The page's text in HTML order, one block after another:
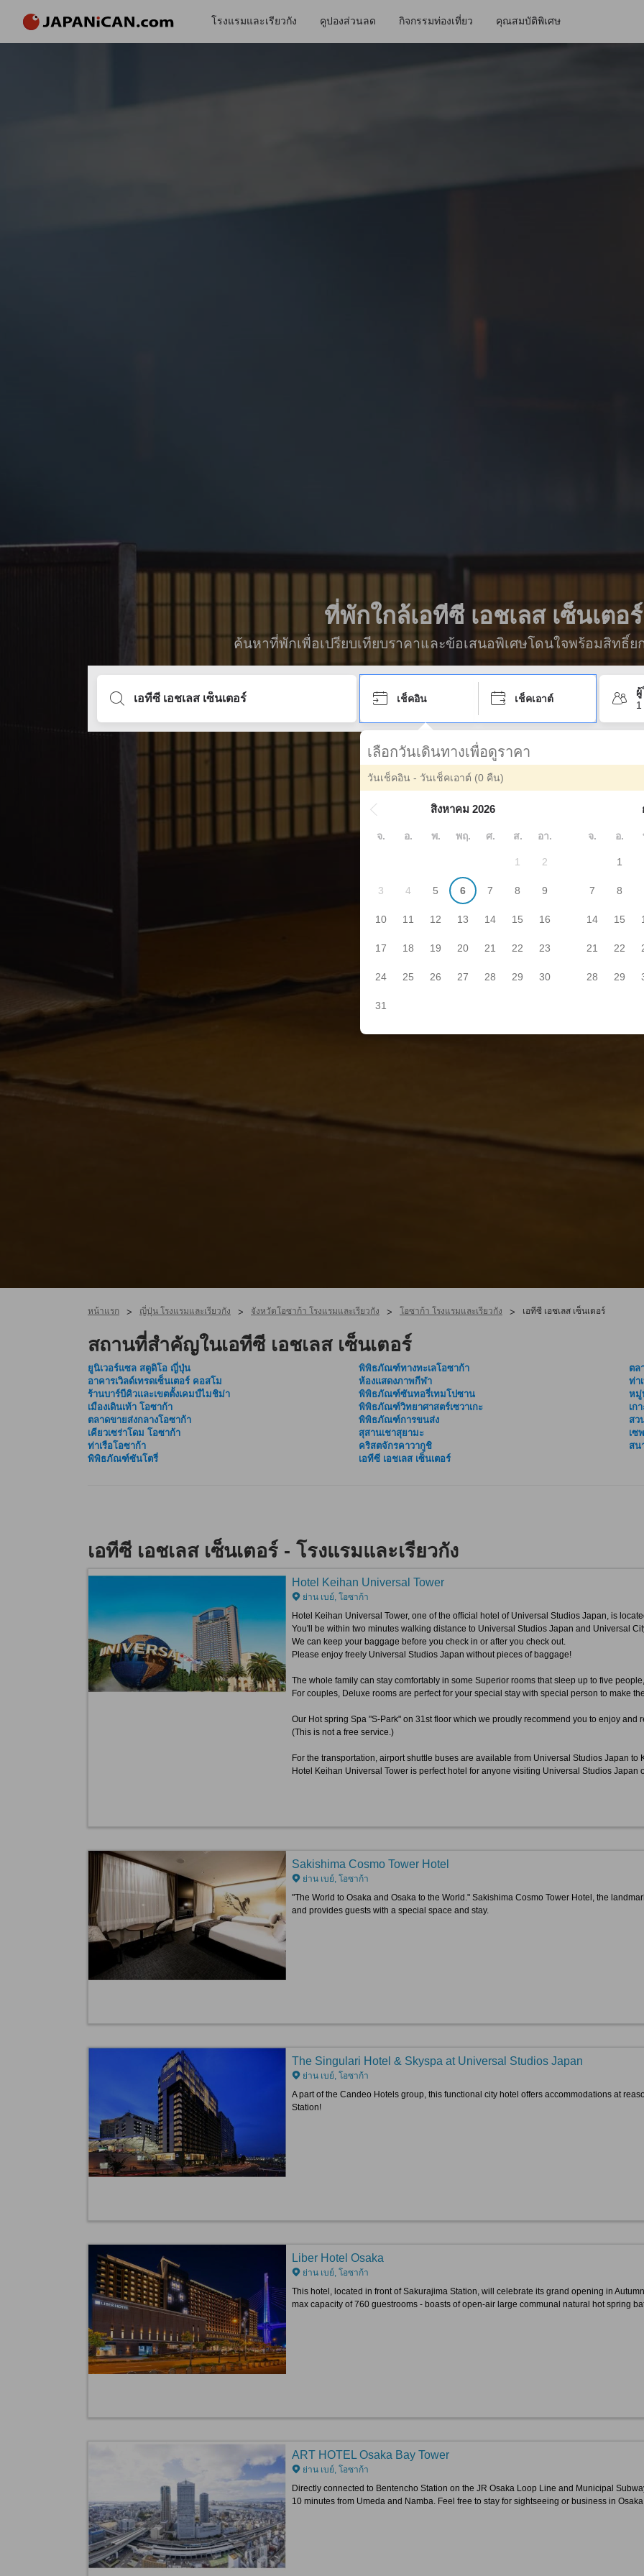
โรงแรมและเรียวกัง คูปองส่วนลด กิจกรรมท่องเที่ยว คุณสมบัติพิเศษ
ที่พักใกล้เอทีซี เอชเลส เซ็นเตอร์
ค้นหาที่พักเพื่อเปรียบเทียบราคาและข้อเสนอพิเศษโดนใจพร้อมสิทธิ์ย
เช็คอิน เช็คเอาต์
เลือกวันเดินทางเพื่อดูราคา
วันเช็คอิน - วันเช็คเอาต์ (0 คืน)
สิงหาคม 2026
จ. อ. พ. พฤ. ศ. ส. อา.
1 2
3 4 5 6 7 8 9
10 11 12 13 14 15 16
17 18 19 20 21 22 23
24 25 26 27 28 29 30
31
จ. อ.
1
7 8
14 15
21 22
28 29
หน้าแรก > ญี่ปุ่น โรงแรมและเรียวกัง > จังหวัดโอซาก้า โรงแรมและเรียวกัง > โอซาก้า โรงแรมและเรียวกัง > เอทีซี เอชเลส เซ็นเตอร์
สถานที่สำคัญในเอทีซี เอชเลส เซ็นเตอร์
ยูนิเวอร์แซล สตูดิโอ ญี่ปุ่น
อาคารเวิลด์เทรดเซ็นเตอร์ คอสโม
ร้านบาร์บีคิวและเขตตั้งเคมป์ไมชิม่า
เมืองเดินเท้า โอซาก้า
ตลาดขายส่งกลางโอซาก้า
เคียวเซร่าโดม โอซาก้า
ท่าเรือโอซาก้า
พิพิธภัณฑ์ซันโตรี่
พิพิธภัณฑ์ทางทะเลโอซาก้า
ห้องแสดงภาพกีฬา
พิพิธภัณฑ์ซันทอรี่เทมโปซาน
พิพิธภัณฑ์วิทยาศาสตร์เซวาเกะ
พิพิธภัณฑ์การขนส่ง
สุสานเชาสุยามะ
คริสตจักรคาวากูชิ
เอทีซี เอชเลส เซ็นเตอร์
ตล
ท่า
หมู่
เก
สว
เซ
สน
เอทีซี เอชเลส เซ็นเตอร์ - โรงแรมและเรียวกัง
Hotel Keihan Universal Tower
ย่าน เบย์, โอซาก้า
Hotel Keihan Universal Tower, one of the official hotel of Universal Studios Japan, is
You'll be within two minutes walking distance to Universal Studios Japan and Universal
We can keep your baggage before you check in or after you check out.
Please enjoy freely Universal Studios Japan without pieces of baggage!
The whole family can stay comfortably in some Superior rooms that sleep up to five
For couples, Deluxe rooms are perfect for your special stay with special person to make
Our Hot spring Spa "S-Park" on 31st floor which we proudly recommend you to enjoy and
(This is not a free service.)
For the transportation, airport shuttle buses are available from Universal Studios Japan
Hotel Keihan Universal Tower is perfect hotel for anyone visiting Universal Studios Japan
Sakishima Cosmo Tower Hotel
ย่าน เบย์, โอซาก้า
"The World to Osaka and Osaka to the World." Sakishima Cosmo Tower Hotel, the
and provides guests with a special space and stay.
The Singulari Hotel & Skyspa at Universal Studios Japan
ย่าน เบย์, โอซาก้า
A part of the Candeo Hotels group, this functional city hotel offers accommodations at
Station!
Liber Hotel Osaka
ย่าน เบย์, โอซาก้า
This hotel, located in front of Sakurajima Station, will celebrate its grand opening in
max capacity of 760 guestrooms - boasts of open-air large communal natural hot spring
ART HOTEL Osaka Bay Tower
ย่าน เบย์, โอซาก้า
Directly connected to Bentencho Station on the JR Osaka Loop Line and Municipal
10 minutes from Umeda and Namba. Feel free to stay for sightseeing or business in